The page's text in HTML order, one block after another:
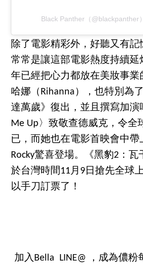
Black Panther（@blackpanther
除了電影精彩外，好聽又有
常常是讓這部電影熱度持續延
年已經把心力都放在美妝事業
哈娜（Rihanna），也特別為
達萬歲》復出，並且撰寫加演
Me Up〉致敬查德威克，令全
已，而她也在電影首映會中帶
Rocky驚喜登場。《黑豹2：
於台灣時間11月9日搶先全球
以手刀訂票了！
加入Bella LINE@ ，成為儂